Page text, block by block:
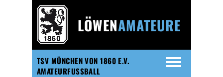
TSV MÜNCHEN VON 1860 E.V.
AMATEURFUSSBALL
LÖWENAMATEURE